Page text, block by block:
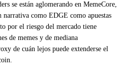
se están aglomerando en MemeCore,
como EDGE como apuestas
por el riesgo del mercado tiene
de memes y de mediana
de cuán lejos puede extenderse el